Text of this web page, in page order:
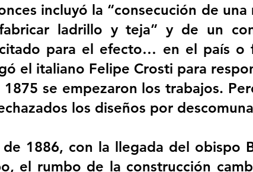
incluyó la “consecución de una
ladrillo y teja” y de un
para el efecto… en el país o
el italiano Felipe Crosti para
1875 se empezaron los trabajos.
los diseños por
1886, con la llegada del obispo
el rumbo de la construcción